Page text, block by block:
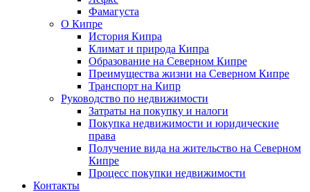
Фамагуста
О Кипре
История Кипра
Климат и природа Кипра
Образование на Северном Кипре
Преимущества жизни на Северном Кипре
Транспорт на Кипр
Руководство по недвижимости
Затраты на покупку и налоги
Покупка недвижимости и юридические
права
Получение вида на жительство на Северном
Кипре
Процесс покупки недвижимости
Контакты